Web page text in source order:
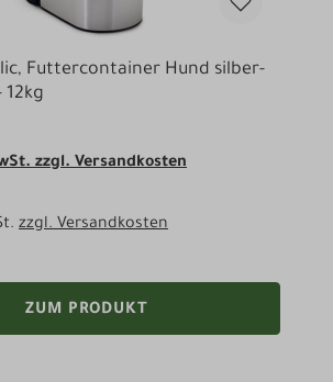
Futtercontainer Hund silber-
12kg
zzgl. Versandkosten
zzgl. Versandkosten
ZUM PRODUKT